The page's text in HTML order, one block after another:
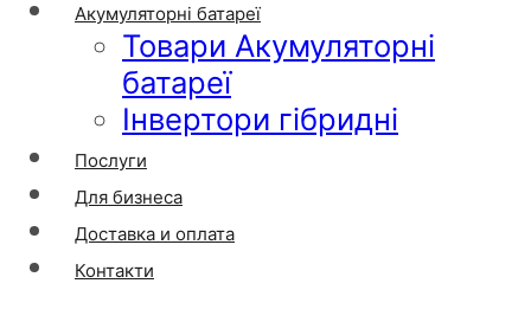
Акумуляторні батареї
Товари Акумуляторні
батареї
Інвертори гібридні
Послуги
Для бизнеса
Доставка и оплата
Контакти